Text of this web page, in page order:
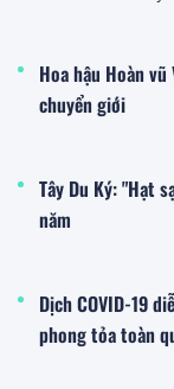
Hoa hậu Hoàn
chuyển giới
Tây Du Ký: "Hạt
năm
Dịch COVID-19
phong tỏa toàn